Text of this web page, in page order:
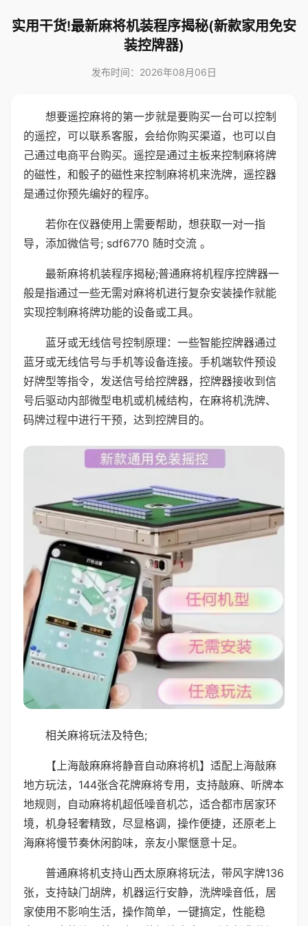
实用干货!最新麻将机装程序揭秘(新款家用免安
装控牌器)
发布时间：2026年08月06日
想要遥控麻将的第一步就是要购买一台可以控制
的遥控，可以联系客服，会给你购买渠道，也可以自
己通过电商平台购买。遥控是通过主板来控制麻将牌
的磁性，和骰子的磁性来控制麻将机来洗牌，遥控器
是通过你预先编好的程序。
若你在仪器使用上需要帮助，想获取一对一指
导，添加微信号; sdf6770 随时交流 。
最新麻将机装程序揭秘;普通麻将机程序控牌器一
般是指通过一些无需对麻将机进行复杂安装操作就能
实现控制麻将牌功能的设备或工具。
蓝牙或无线信号控制原理：一些智能控牌器通过
蓝牙或无线信号与手机等设备连接。手机端软件预设
好牌型等指令，发送信号给控牌器，控牌器接收到信
号后驱动内部微型电机或机械结构，在麻将机洗牌、
码牌过程中进行干预，达到控牌目的。
相关麻将玩法及特色;
【上海敲麻麻将静音自动麻将机】适配上海敲麻
地方玩法，144张含花牌麻将专用，支持敲麻、听牌本
地规则，自动麻将机超低噪音机芯，适合都市居家环
境，机身轻奢精致，尽显格调，操作便捷，还原老上
海麻将慢节奏休闲韵味，亲友小聚惬意十足。
普通麻将机支持山西太原麻将玩法，带风字牌136
张，支持缺门胡牌，机器运行安静，洗牌噪音低，居
家使用不影响生活，操作简单，一键搞定，性能稳